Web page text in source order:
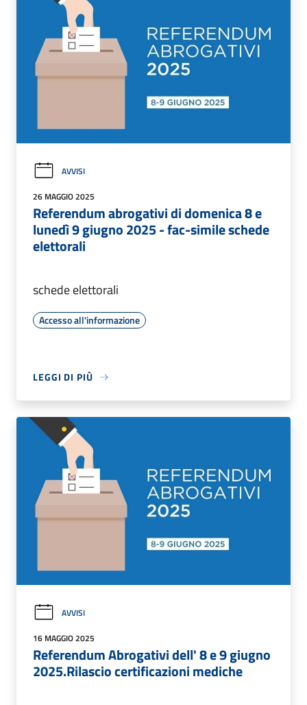
AVVISI
26 MAGGIO 2025
Referendum abrogativi di domenica 8 e
lunedì 9 giugno 2025 - fac-simile schede
elettorali
schede elettorali
Accesso all'informazione
LEGGI DI PIÙ
AVVISI
16 MAGGIO 2025
Referendum Abrogativi dell' 8 e 9 giugno
2025.Rilascio certificazioni mediche